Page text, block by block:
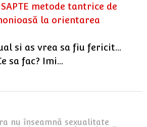
metode tantrice de
la orientarea
si as vrea sa fiu fericit...
sa fac? Imi…
nu înseamnă sexualitate